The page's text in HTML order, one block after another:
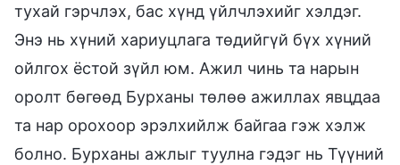
тухай гэрчлэх, бас хүнд үйлчлэхийг хэлдэг.
Энэ нь хүний хариуцлага төдийгүй бүх хүний
ойлгох ёстой зүйл юм. Ажил чинь та нарын
оролт бөгөөд Бурханы төлөө ажиллах явцдаа
та нар орохоор эрэлхийлж байгаа гэж хэлж
болно. Бурханы ажлыг туулна гэдэг нь Түүний